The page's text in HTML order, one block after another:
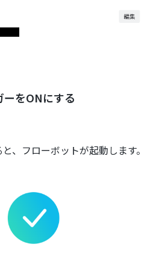
をONにする
、フローボットが起動します。